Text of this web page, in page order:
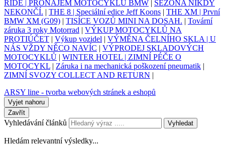
RIDE | PRONÁJEM MOTOCYKLU BMW | SEZÓNA NIKDY
NEKONČÍ. | THE 8 | Speciální edice Jeff Koons | THE XM | První
BMW XM (G09) | TISÍCE VOZŮ MINI NA DOSAH. | Tovární
záruka 3 roky Motorrad | VÝKUP MOTOCYKLŮ NA
PROTIÚČET | Výkup vozidel | VÝMĚNA ČELNÍHO SKLA | U
NÁS VŽDY NĚCO NAVÍC | VÝPRODEJ SKLADOVÝCH
MOTOCYKLŮ | WINTER HOTEL | ZIMNÍ PÉČE O
MOTOCYKL | Záruka i na mechanická poškození pneumatik |
ZIMNÍ SVOZY COLLECT AND RETURN |
ARSY line - tvorba webových stránek a eshopů
Vyjet nahoru
Zavřít
Vyhledávání článků Vyhledat
Hledám relevantní výsledky...